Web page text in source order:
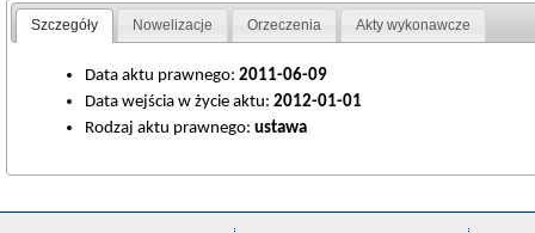
Szczegóły Nowelizacje Orzeczenia Akty wykonawcze
Data aktu prawnego: 2011-06-09
Data wejścia w życie aktu: 2012-01-01
Rodzaj aktu prawnego: ustawa